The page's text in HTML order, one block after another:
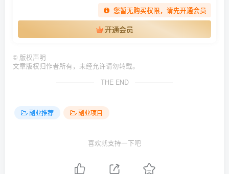
您暂无购买权限，请先开通会员
开通会员
© 版权声明
文章版权归作者所有，未经允许请勿转载。
THE END
副业推荐 副业项目
喜欢就支持一下吧